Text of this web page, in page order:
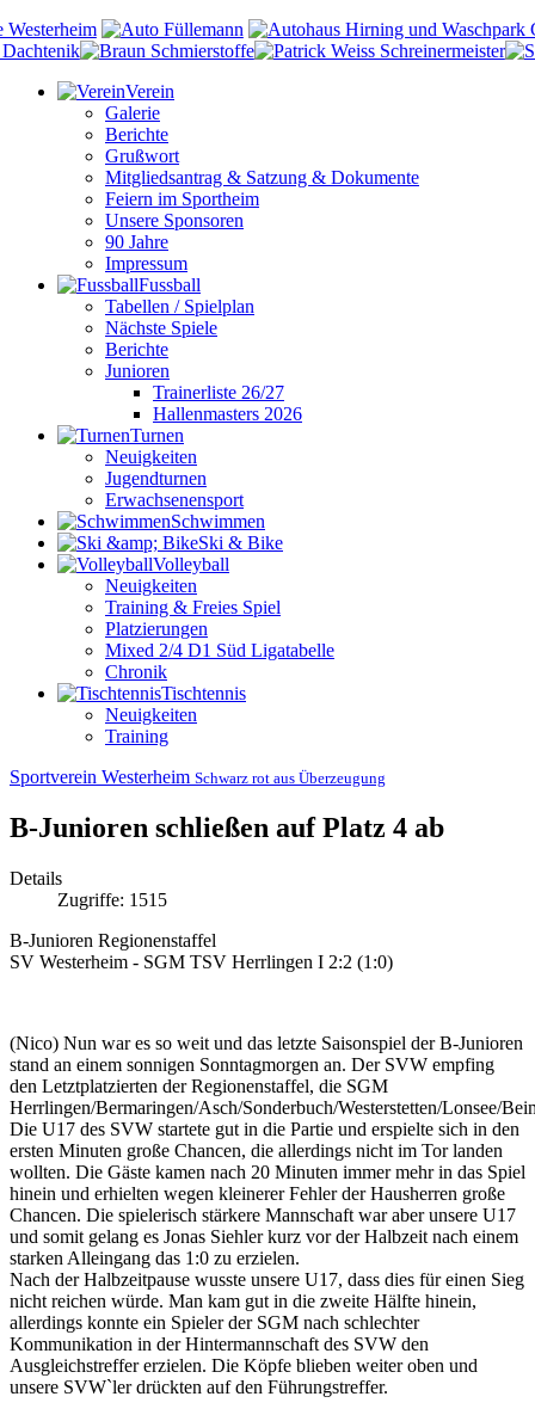
Verein
Galerie
Berichte
Grußwort
Mitgliedsantrag & Satzung & Dokumente
Feiern im Sportheim
Unsere Sponsoren
90 Jahre
Impressum
Fussball
Tabellen / Spielplan
Nächste Spiele
Berichte
Junioren
Trainerliste 26/27
Hallenmasters 2026
Turnen
Neuigkeiten
Jugendturnen
Erwachsenensport
Schwimmen
Ski & Bike
Volleyball
Neuigkeiten
Training & Freies Spiel
Platzierungen
Mixed 2/4 D1 Süd Ligatabelle
Chronik
Tischtennis
Neuigkeiten
Training
Sportverein Westerheim Schwarz rot aus Überzeugung
B-Junioren schließen auf Platz 4 ab
Details
Zugriffe: 1515
B-Junioren Regionenstaffel
SV Westerheim - SGM TSV Herrlingen I 2:2 (1:0)
(Nico) Nun war es so weit und das letzte Saisonspiel der B-Junioren
stand an einem sonnigen Sonntagmorgen an. Der SVW empfing
den Letztplatzierten der Regionenstaffel, die SGM
Herrlingen/Bermaringen/Asch/Sonderbuch/Westerstetten/Lonsee/
Die U17 des SVW startete gut in die Partie und erspielte sich in den
ersten Minuten große Chancen, die allerdings nicht im Tor landen
wollten. Die Gäste kamen nach 20 Minuten immer mehr in das Spiel
hinein und erhielten wegen kleinerer Fehler der Hausherren große
Chancen. Die spielerisch stärkere Mannschaft war aber unsere U17
und somit gelang es Jonas Siehler kurz vor der Halbzeit nach einem
starken Alleingang das 1:0 zu erzielen.
Nach der Halbzeitpause wusste unsere U17, dass dies für einen Sieg
nicht reichen würde. Man kam gut in die zweite Hälfte hinein,
allerdings konnte ein Spieler der SGM nach schlechter
Kommunikation in der Hintermannschaft des SVW den
Ausgleichstreffer erzielen. Die Köpfe blieben weiter oben und
unsere SVW`ler drückten auf den Führungstreffer.